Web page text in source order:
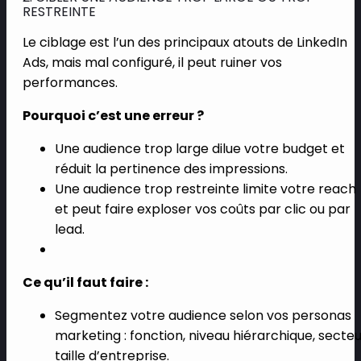
RESTREINTE
Le ciblage est l’un des principaux atouts de LinkedIn
Ads, mais mal configuré, il peut ruiner vos
performances.
Pourquoi c’est une erreur ?
Une audience trop large dilue votre budget et
réduit la pertinence des impressions.
Une audience trop restreinte limite votre reach
et peut faire exploser vos coûts par clic ou par
lead.
Ce qu’il faut faire :
Segmentez votre audience selon vos personas
marketing : fonction, niveau hiérarchique,
taille d’entreprise.